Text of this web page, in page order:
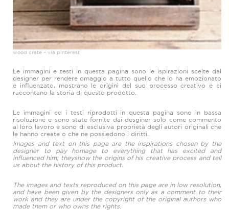
wood crate – via pinterest
Le immagini e testi in questa pagina sono le ispirazioni scelte dal
designer per rendere omaggio a tutto quello che lo ha emozionato
e influenzato, mostrano le origini del suo processo creativo e ci
raccontano la storia di questo prodotto.
Le immagini ed i testi riprodotti in questa pagina sono in bassa
risoluzione e sono state fornite dai desginer solo come commento
al loro lavoro e sono di esclusiva proprietà degli autori originali che
le hanno create o che ne possiedono i diritti.
Images and text on this page are the inspirations chosen by the
designer to pay homage to everything that has excited and
influenced him; theyshow the origins of his creative process and tell
us about the history of this product.
The images and texts reproduced on this page are in low resolution,
and have been given by the designers only as a comment to their
work and they are under the copyright of the original authors who
made them or who owns the rights.